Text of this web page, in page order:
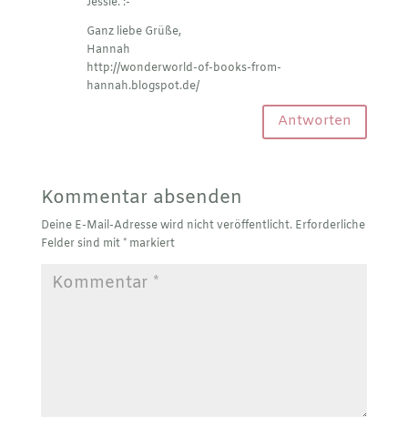
Ganz liebe Grüße,
Hannah
http://wonderworld-of-books-from-
hannah.blogspot.de/
Antworten
Kommentar absenden
Deine E-Mail-Adresse wird nicht veröffentlicht. Erforderliche
Felder sind mit*markiert